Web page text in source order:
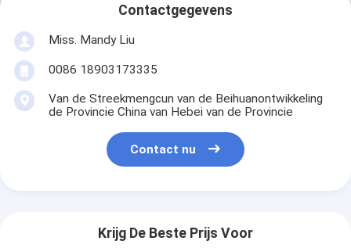
Contactgegevens
Miss. Mandy Liu
0086 18903173335
Van de Streekmengcun van de Beihuanontwikkeling
de Provincie China van Hebei van de Provincie
Contact nu
Krijg De Beste Prijs Voor